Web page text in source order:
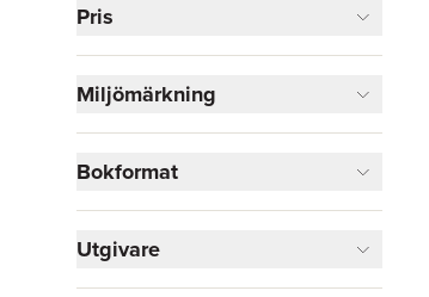
Pris
Miljömärkning
Bokformat
Utgivare